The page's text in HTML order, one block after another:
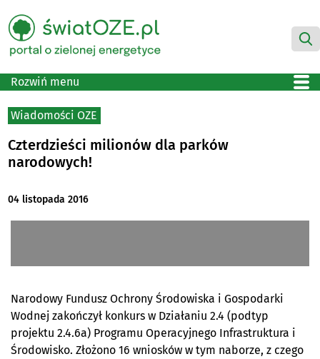
Rozwiń menu
Wiadomości OZE
Czterdzieści milionów dla parków
narodowych!
04 listopada 2016
Narodowy Fundusz Ochrony Środowiska i Gospodarki
Wodnej zakończył konkurs w Działaniu 2.4 (podtyp
projektu 2.4.6a) Programu Operacyjnego Infrastruktura i
Środowisko. Złożono 16 wniosków w tym naborze, z czego